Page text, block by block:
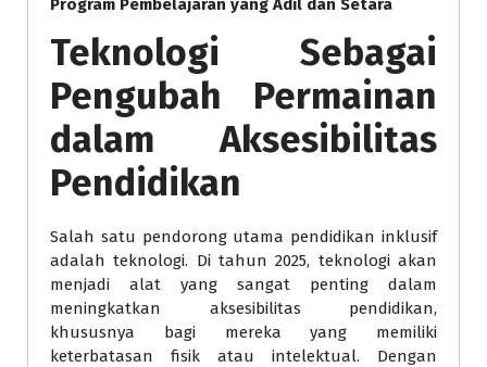
Program Pembelajaran yang Adil dan Setara
Teknologi Sebagai
Pengubah Permainan
dalam Aksesibilitas
Pendidikan
Salah satu pendorong utama pendidikan inklusif
adalah teknologi. Di tahun 2025, teknologi akan
menjadi alat yang sangat penting dalam
meningkatkan aksesibilitas pendidikan,
khususnya bagi mereka yang memiliki
keterbatasan fisik atau intelektual. Dengan